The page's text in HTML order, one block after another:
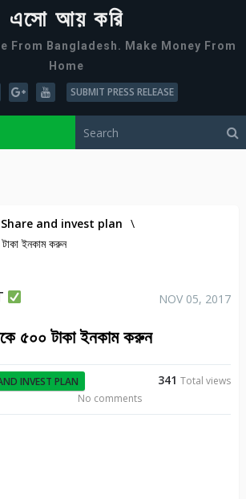
এসো আয় করি
From Bangladesh. Make Money From
Home
SUBMIT PRESS RELEASE
Share and invest plan \
ইনকাম করুন
NOV 05, 2017
৫০০ টাকা ইনকাম করুন
INVEST PLAN 341Total views
No comments